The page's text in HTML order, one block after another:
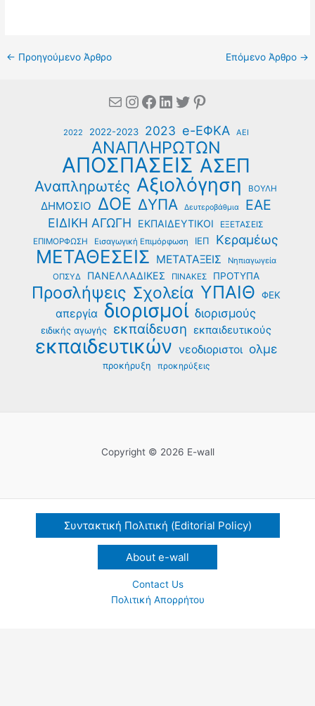
← Προηγούμενο Άρθρο Επόμενο Άρθρο →
MailInstagram
Facebook
Linkedin
Twitter
Pinterest
2022 2022-2023 2023 e-ΕΦΚΑ ΑΕΙ
ΑΝΑΠΛΗΡΩΤΩΝ
ΑΠΟΣΠΑΣΕΙΣ ΑΣΕΠ
Αναπληρωτές Αξιολόγηση ΒΟΥΛΗ
ΔΗΜΟΣΙΟ ΔΟΕ ΔΥΠΑ Δευτεροβάθμια ΕΑΕ
ΕΙΔΙΚΗ ΑΓΩΓΗ ΕΚΠΑΙΔΕΥΤΙΚΟΙ ΕΞΕΤΑΣΕΙΣ
ΕΠΙΜΟΡΦΩΣΗ Εισαγωγική Επιμόρφωση ΙΕΠ Κεραμέως
ΜΕΤΑΘΕΣΕΙΣ ΜΕΤΑΤΑΞΕΙΣ
Νηπιαγωγεία
ΟΠΣΥΔ
ΠΑΝΕΛΛΑΔΙΚΕΣ ΠΙΝΑΚΕΣ ΠΡΟΤΥΠΑ
Προσλήψεις Σχολεία ΥΠΑΙΘ ΦΕΚ
απεργία διορισμοί διορισμούς
ειδικής αγωγής εκπαίδευση εκπαιδευτικούς
εκπαιδευτικών νεοδιοριστοι ολμε
προκήρυξη προκηρύξεις
Copyright © 2026 E-wall
Συντακτική Πολιτική (Editorial Policy)
About e-wall
Contact Us
Πολιτική Απορρήτου